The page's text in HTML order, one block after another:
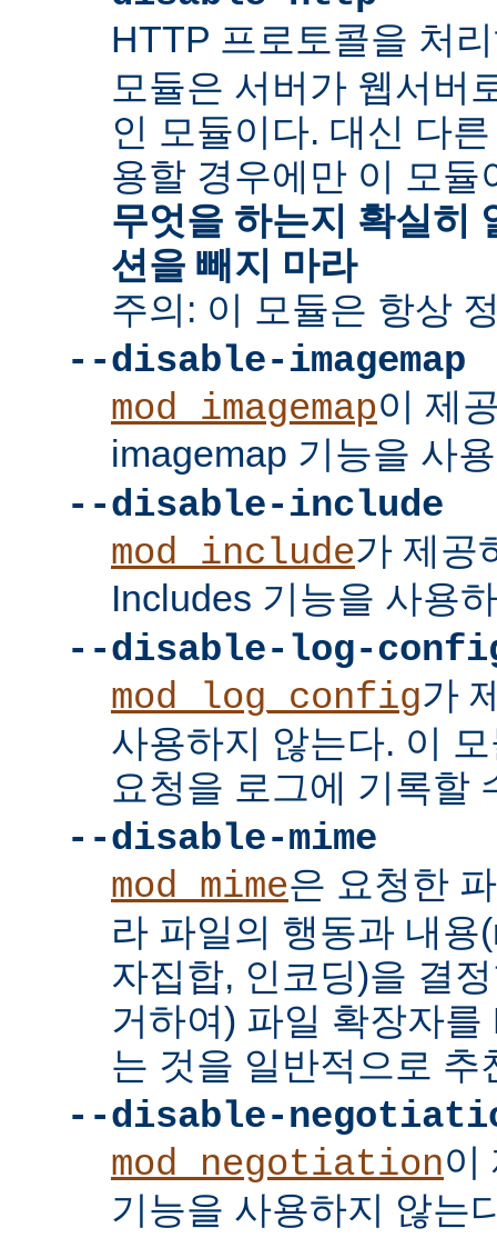
HTTP 프로토콜을 처
모듈은 서버가 웹서버
인 모듈이다. 대신 다
용할 경우에만 이 모
무엇을 하는지 확실히
션을 빼지 마라
주의: 이 모듈은 항상
--disable-imagemap
mod_imagemap이 제
imagemap 기능을 사
--disable-include
mod_include가 제공
Includes 기능을 사용
--disable-log-
mod_log_config가
사용하지 않는다. 이
요청을 로그에 기록할
--disable-mime
mod_mime은 요청한
라 파일의 행동과 내용
자집합, 인코딩)을 결
거하여) 파일 확장자
는 것을 일반적으로 추
--disable-
mod_negotiation이
기능을 사용하지 않는